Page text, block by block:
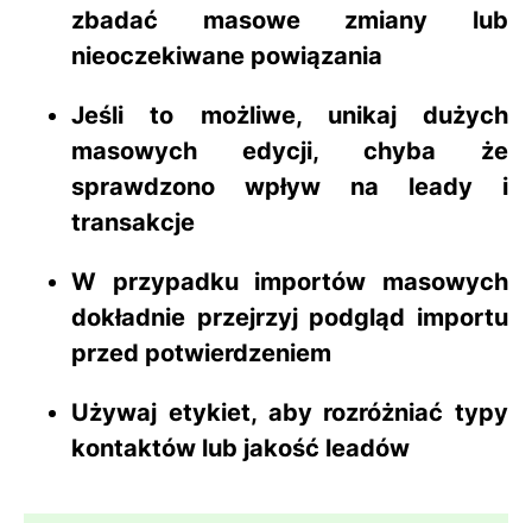
zbadać masowe zmiany lub
nieoczekiwane powiązania
Jeśli to możliwe, unikaj dużych
masowych edycji, chyba że
sprawdzono wpływ na leady i
transakcje
W przypadku importów masowych
dokładnie przejrzyj podgląd importu
przed potwierdzeniem
Używaj etykiet, aby rozróżniać typy
kontaktów lub jakość leadów